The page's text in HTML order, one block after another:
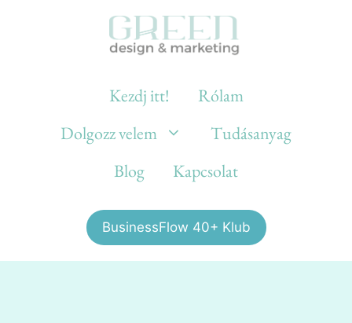
Kezdj itt!
Rólam
Dolgozz velem
Tudásanyag
Blog
Kapcsolat
BusinessFlow 40+ Klub